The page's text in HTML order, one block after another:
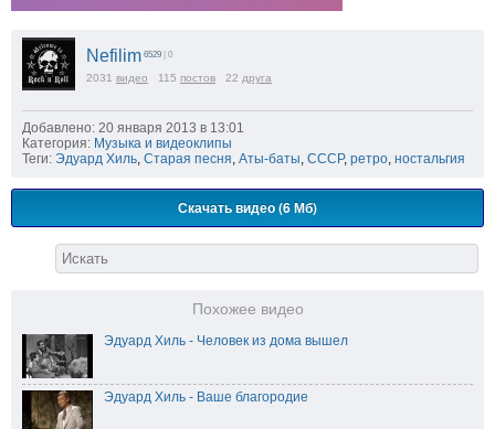
Nefilim 6529 | 0
2031 видео 115 постов 22 друга
Добавлено: 20 января 2013 в 13:01
Категория: Музыка и видеоклипы
Теги: Эдуард Хиль, Старая песня, Аты-баты, СССР, ретро, ностальгия
Скачать видео (6 Мб)
Похожее видео
Эдуард Хиль - Человек из дома вышел
Эдуард Хиль - Ваше благородие